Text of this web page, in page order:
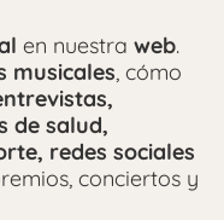
en nuestra web.
musicales, cómo
de salud,
redes sociales
conciertos y